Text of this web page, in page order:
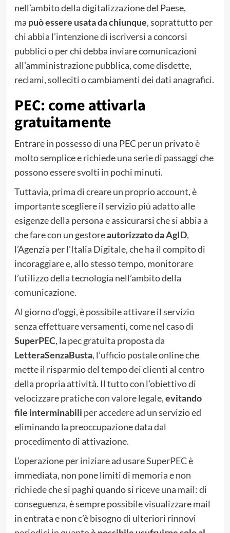
nell’ambito della digitalizzazione del Paese,
ma può essere usata da chiunque, soprattutto per
chi abbia l’intenzione di iscriversi a concorsi
pubblici o per chi debba inviare comunicazioni
all’amministrazione pubblica, come disdette,
reclami, solleciti o cambiamenti dei dati anagrafici.
PEC: come attivarla
gratuitamente
Entrare in possesso di una PEC per un privato è
molto semplice e richiede una serie di passaggi che
possono essere svolti in pochi minuti.
Tuttavia, prima di creare un proprio account, è
importante scegliere il servizio più adatto alle
esigenze della persona e assicurarsi che si abbia a
che fare con un gestoreautorizzato da AgID,
l’Agenzia per l’Italia Digitale, che ha il compito di
incoraggiare e, allo stesso tempo, monitorare
l’utilizzo della tecnologia nell’ambito della
comunicazione.
Al giorno d’oggi, è possibile attivare il servizio
senza effettuare versamenti, come nel caso di
SuperPEC, la pec gratuita proposta da
LetteraSenzaBusta, l’ufficio postale online che
mette il risparmio del tempo dei clienti al centro
della propria attività. Il tutto con l’obiettivo di
velocizzare pratiche con valore legale,evitando
file interminabili per accedere ad un servizio ed
eliminando la preoccupazione data dal
procedimento di attivazione.
L’operazione per iniziare ad usare SuperPEC è
immediata, non pone limiti di memoria e non
richiede che si paghi quando si riceve una mail: di
conseguenza, è sempre possibile visualizzare mail
in entrata e non c’è bisogno di ulteriori rinnovi